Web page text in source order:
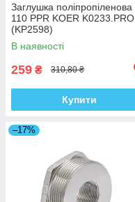
Заглушка поліпропіленова
110 PPR KOER K0233.PRO
(KP2598)
В наявності
259 ₴ 310,80 ₴
Купити
–17%